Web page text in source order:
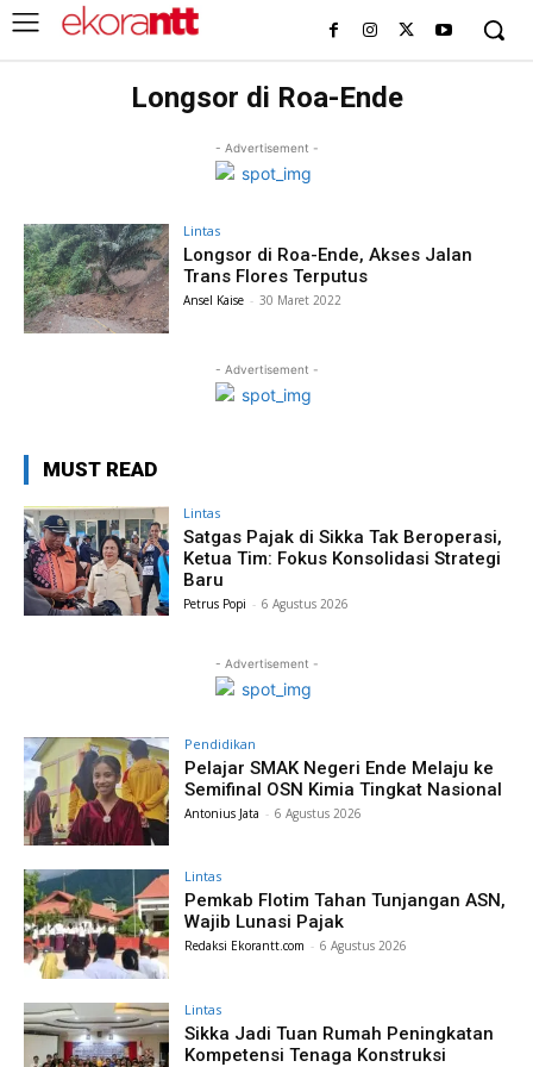
Longsor di Roa-Ende
- Advertisement -
Lintas
Longsor di Roa-Ende, Akses Jalan
Trans Flores Terputus
Ansel Kaise - 30 Maret 2022
- Advertisement -
MUST READ
Lintas
Satgas Pajak di Sikka Tak Beroperasi,
Ketua Tim: Fokus Konsolidasi Strategi
Baru
Petrus Popi - 6 Agustus 2026
- Advertisement -
Pendidikan
Pelajar SMAK Negeri Ende Melaju ke
Semifinal OSN Kimia Tingkat Nasional
Antonius Jata - 6 Agustus 2026
Lintas
Pemkab Flotim Tahan Tunjangan ASN,
Wajib Lunasi Pajak
Redaksi Ekorantt.com - 6 Agustus 2026
Lintas
Sikka Jadi Tuan Rumah Peningkatan
Kompetensi Tenaga Konstruksi